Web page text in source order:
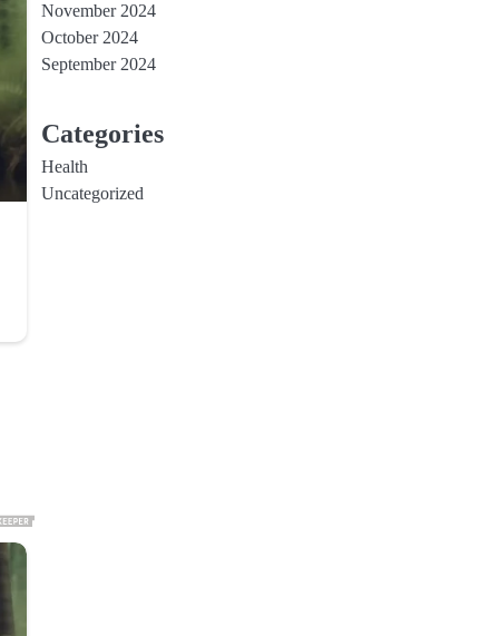
November 2024
October 2024
September 2024
Categories
Health
Uncategorized